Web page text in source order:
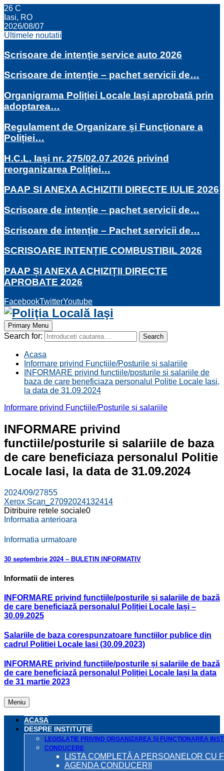
26 C
Iasi, RO
2026/08/07
Ultimele noutatii
Scrisoare de intenție service auto 2026
Scrisoare de intenție – pachet servicii de…
Organigrama Poliției Locale Iași aprobată prin
adoptarea…
Regulament de Organizare și Funcționare a
Poliției…
H.C.L. Iași nr. 275/02.07.2026 privind
reorganizarea Poliției…
PAAP SI ANEXA ACHIZITII DIRECTE IULIE 2026
Scrisoare de intenție – pachet servicii de…
Scrisoare de intenție – Pachet servicii de…
SCRISOARE INTENȚIE COMBUSTIBIL 2026
PAAP ȘI ANEXA ACHIZIȚII DIRECTE
APROBATE 2026
FacebookTwitterYoutube
Primary Menu
Search for: Search
Acasa
Informare privind Funcțiile/Posturile și salariile
INFORMARE privind functiile/posturile si salariile de
baza de care beneficiaza personalul Politie Locale Iasi,
la data de 31.09.2024
Informare privind Funcțiile/Posturile și salariile
INFORMARE privind
functiile/posturile si salariile de baza
de care beneficiaza personalul Politie
Locale Iasi, la data de 31.09.2024
2024/09/27855
Xerox Scan_27092024132414
Ditribuire retele sociale0
Informatia anterioara
Informatia urmatoare
30 septembrie 2024 – BULETIN INFORMATIV
Informatii de interes
INFORMARE privind funcțiile/posturile și salariile de bază
de care beneficiază personalul Poliției Locale Iași –
30.09.2025
Salariile de baza corespunzatoare functiilor publice din
cadrul Politiei Locale Iasi (30.09.2023)
INFORMARE privind funcțiile/posturile și salariile de bază
de care beneficiază personalul Poliției Locale Iași la data
de 31 martie 2023
Meniu
ACASA
DESPRE INSTITUŢIE
LEGISLAŢIE PRIVIND ORGANIZAREA ŞI FUNCŢIONAREA
CONDUCERE
LISTA COMPLETĂ A PERSOANELOR CU
AGENDA CONDUCERII